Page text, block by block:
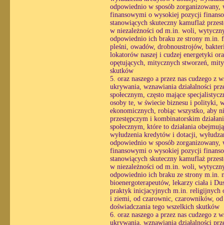
odpowiednio w sposób
finansowymi o wysokiej pozycji
stanowiących skuteczny kamuflaż
w niezależności od m.in. woli,
odpowiednio ich braku ze strony m.in.
pleśni, owadów, drobnoustrojów,
lokatorów naszej i cudzej energetyki
opętujących, mitycznych stworzeń,
skutków
5. oraz naszego a przez nas cudzego
ukrywania, wznawiania działalności
społecznym, często mające
osoby te, w świecie biznesu i polityki,
ekonomicznych, robiąc wszystko, aby
przestępczym i kombinatorskim
społecznym, które to działania
wyłudzenia kredytów i dotacji,
odpowiednio w sposób
finansowymi o wysokiej pozycji
stanowiących skuteczny kamuflaż
w niezależności od m.in. woli,
odpowiednio ich braku ze strony m.in.
bioenergoterapeutów, lekarzy ciała i
praktyk inicjacyjnych m.in. religijnych
i ziemi, od czarownic, czarowników,
doświadczania tego wszelkich skutków
6. oraz naszego a przez nas cudzego
ukrywania, wznawiania działalności